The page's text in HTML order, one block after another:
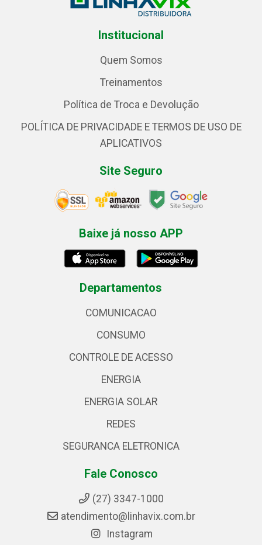
Institucional
Quem Somos
Treinamentos
Política de Troca e Devolução
POLÍTICA DE PRIVACIDADE E TERMOS DE USO DE
APLICATIVOS
Site Seguro
Baixe já nosso APP
Departamentos
COMUNICACAO
CONSUMO
CONTROLE DE ACESSO
ENERGIA
ENERGIA SOLAR
REDES
SEGURANCA ELETRONICA
Fale Conosco
(27) 3347-1000
atendimento@linhavix.com.br
Instagram